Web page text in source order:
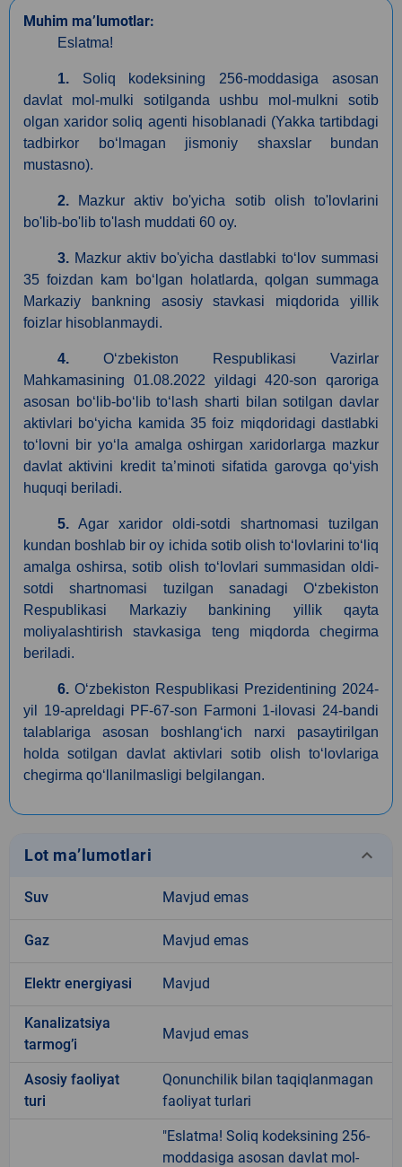
Muhim ma’lumotlar:
Eslatma!
1.Soliq kodeksining 256-moddasiga asosan
davlat mol-mulki sotilganda ushbu mol-mulkni sotib
olgan xaridor soliq agenti hisoblanadi (Yakka tartibdagi
tadbirkor boʻlmagan jismoniy shaxslar bundan
mustasno).
2.Mazkur aktiv bo'yicha sotib olish to'lovlarini
bo'lib-bo'lib to'lash muddati 60 oy.
3.Mazkur aktiv bo'yicha dastlabki toʻlov summasi
35 foizdan kam boʻlgan holatlarda, qolgan summaga
Markaziy bankning asosiy stavkasi miqdorida yillik
foizlar hisoblanmaydi.
4.Oʻzbekiston Respublikasi Vazirlar
Mahkamasining 01.08.2022 yildagi 420-son qaroriga
asosan boʻlib-boʻlib toʻlash sharti bilan sotilgan davlar
aktivlari boʻyicha kamida 35 foiz miqdoridagi dastlabki
toʻlovni bir yoʻla amalga oshirgan xaridorlarga mazkur
davlat aktivini kredit ta’minoti sifatida garovga qoʻyish
huquqi beriladi.
5.Agar xaridor oldi-sotdi shartnomasi tuzilgan
kundan boshlab bir oy ichida sotib olish toʻlovlarini toʻliq
amalga oshirsa, sotib olish toʻlovlari summasidan oldi-
sotdi shartnomasi tuzilgan sanadagi Oʻzbekiston
Respublikasi Markaziy bankining yillik qayta
moliyalashtirish stavkasiga teng miqdorda chegirma
beriladi.
6.O‘zbekiston Respublikasi Prezidentining 2024-
yil 19-apreldagi PF-67-son Farmoni 1-ilovasi 24-bandi
talablariga asosan boshlang‘ich narxi pasaytirilgan
holda sotilgan davlat aktivlari sotib olish to‘lovlariga
chegirma qo‘llanilmasligi belgilangan.
Lot ma’lumotlari keyboard_arrow_down
Suv Mavjud emas
Gaz Mavjud emas
Elektr energiyasi Mavjud
Kanalizatsiya
tarmogʼi
Mavjud emas
Аsosiy faoliyat
turi
Qonunchilik bilan taqiqlanmagan
faoliyat turlari
"Eslatma! Soliq kodeksining 256-
moddasiga asosan davlat mol-